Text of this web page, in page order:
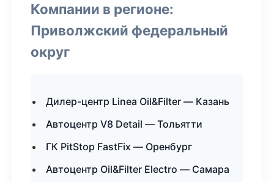
Компании в регионе:
Приволжский федеральный
округ
Дилер-центр Linea Oil&Filter — Казань
Автоцентр V8 Detail — Тольятти
ГК PitStop FastFix — Оренбург
Автоцентр Oil&Filter Electro — Самара